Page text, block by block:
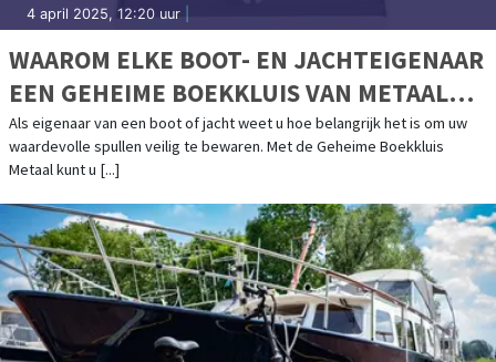
4 april 2025, 12:20 uur
WAAROM ELKE BOOT- EN JACHTEIGENAAR
EEN GEHEIME BOEKKLUIS VAN METAAL
MOET HEBBEN
Als eigenaar van een boot of jacht weet u hoe belangrijk het is om uw
waardevolle spullen veilig te bewaren. Met de Geheime Boekkluis
Metaal kunt u [...]